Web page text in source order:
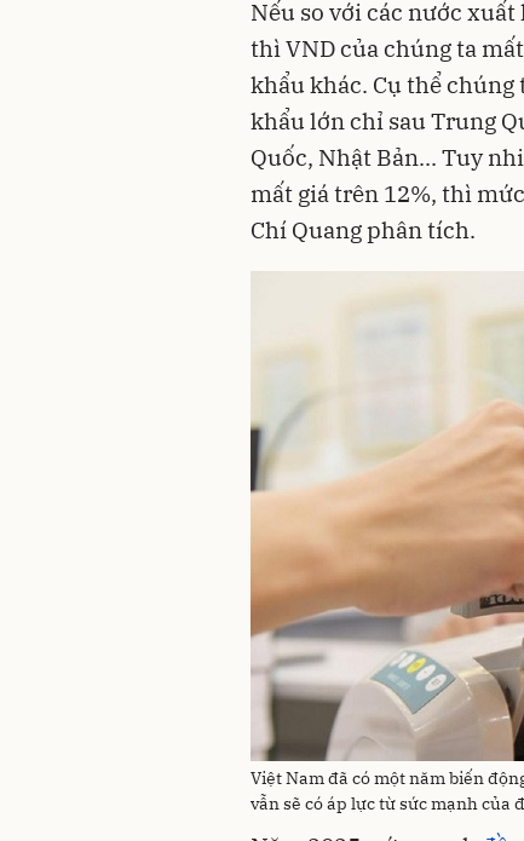
Nếu so với các nước
thì VND của chúng ta
khẩu khác. Cụ thể
khẩu lớn chỉ sau Trung
Quốc, Nhật Bản... Tuy
mất giá trên 12%, thì
Chí Quang phân tích.
Việt Nam đã có một năm biến
vẫn sẽ có áp lực từ sức mạnh của